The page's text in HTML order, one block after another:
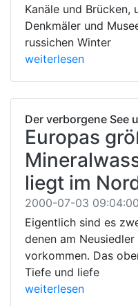
Kanäle und
Denkmäler und
russichen Winter
weiterlesen
Der verborgene See
Europas
liegt im
2000-07-03 09:04:00
Eigentlich sind es
denen am
vorkommen. Das
Tiefe und liefe
weiterlesen